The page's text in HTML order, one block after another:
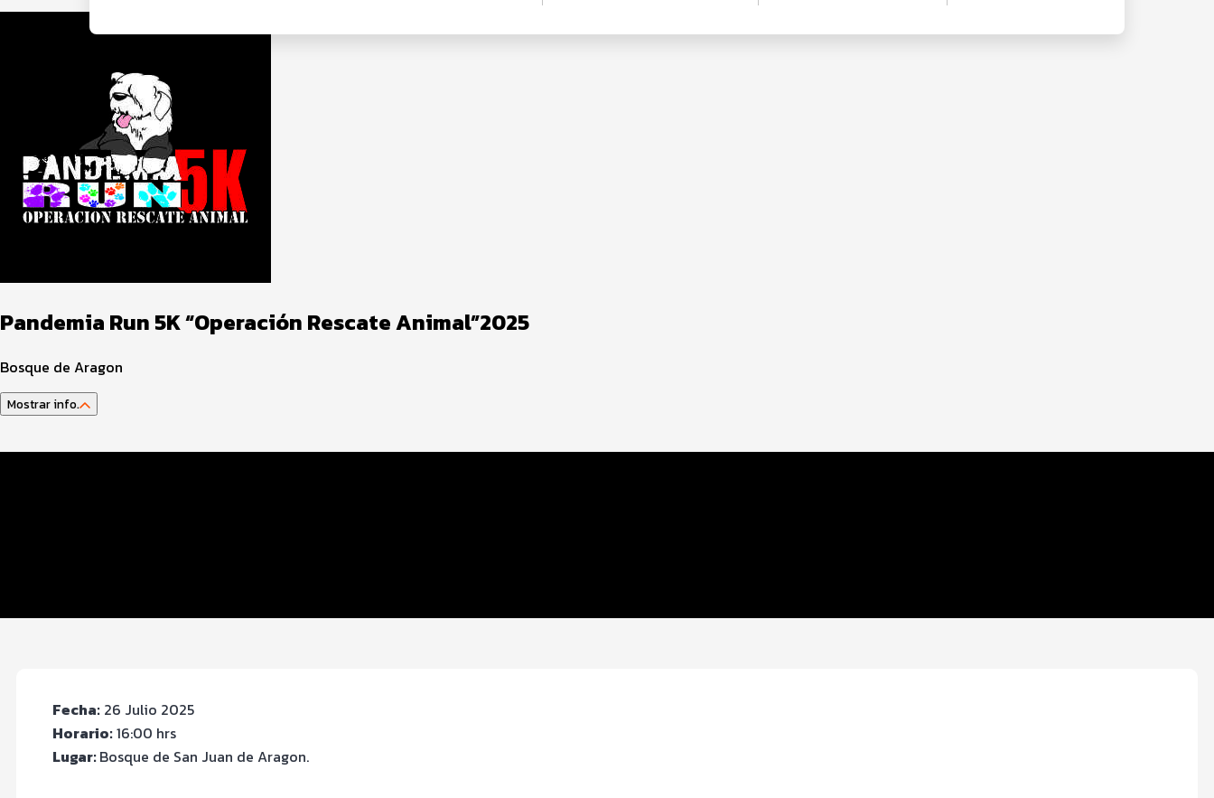
Pandemia Run 5K “Operación Rescate Animal”2025
Bosque de Aragon
Mostrar info.
Fecha: 26 Julio 2025
Horario:16:00 hrs
Lugar:Bosque de San Juan de Aragon.